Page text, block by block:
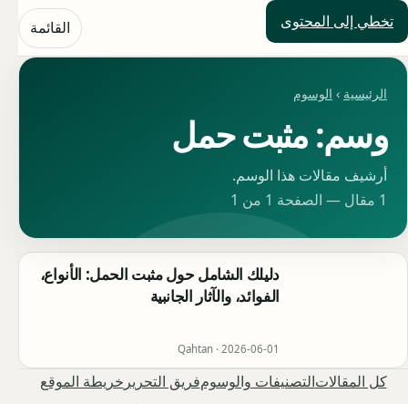
تخطي إلى المحتوى
حلول العالم القائمة
الرئيسية › الوسوم
وسم: مثبت حمل
أرشيف مقالات هذا الوسم.
1 مقال — الصفحة 1 من 1
دليلك الشامل حول مثبت الحمل: الأنواع،
الفوائد، والآثار الجانبية
Qahtan · 2026-06-01
كل المقالاتالتصنيفات والوسومفريق التحرير خريطة الموقع